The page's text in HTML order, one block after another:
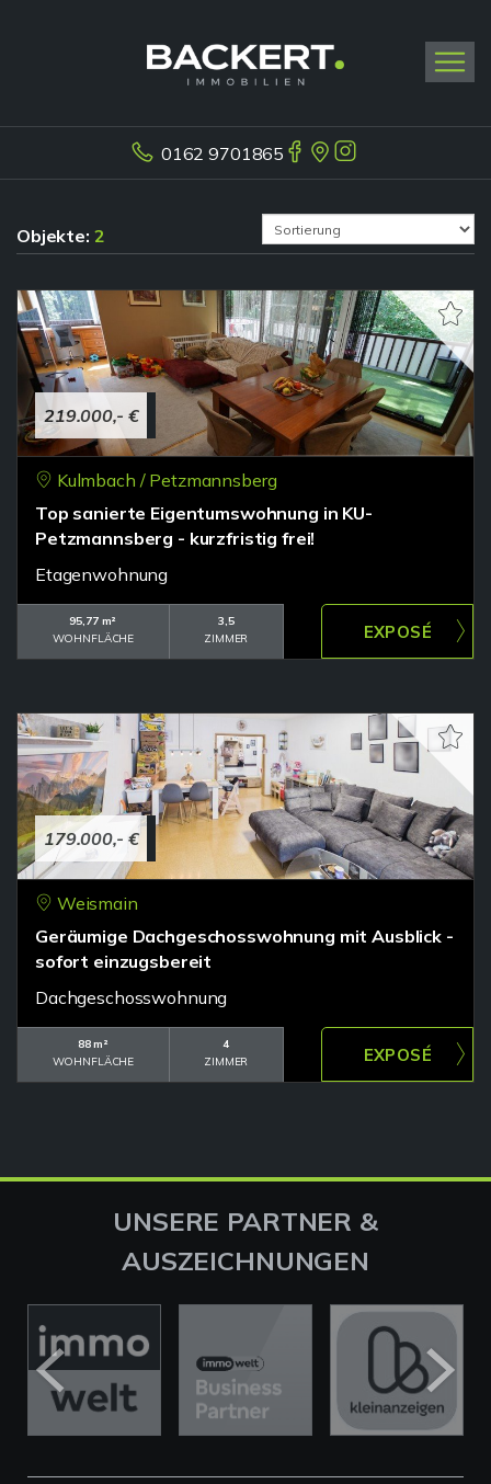
0162 9701865
Objekte: 2
219.000,- €
Kulmbach / Petzmannsberg
Top sanierte Eigentumswohnung in KU-
Petzmannsberg - kurzfristig frei!
Etagenwohnung
95,77 m²
WOHNFLÄCHE
3,5
ZIMMER
179.000,- €
Weismain
Geräumige Dachgeschosswohnung mit Ausblick -
sofort einzugsbereit
Dachgeschosswohnung
88 m²
WOHNFLÄCHE
4
ZIMMER
UNSERE PARTNER &
AUSZEICHNUNGEN